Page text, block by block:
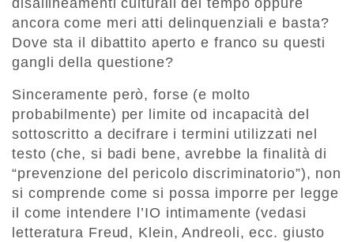
disallineamenti culturali del tempo oppure
ancora come meri atti delinquenziali e basta?
Dove sta il dibattito aperto e franco su questi
gangli della questione?
Sinceramente però, forse (e molto
probabilmente) per limite od incapacità del
sottoscritto a decifrare i termini utilizzati nel
testo (che, si badi bene, avrebbe la finalità di
“prevenzione del pericolo discriminatorio”), non
si comprende come si possa imporre per legge
il come intendere l’IO intimamente (vedasi
letteratura Freud, Klein, Andreoli, ecc. giusto